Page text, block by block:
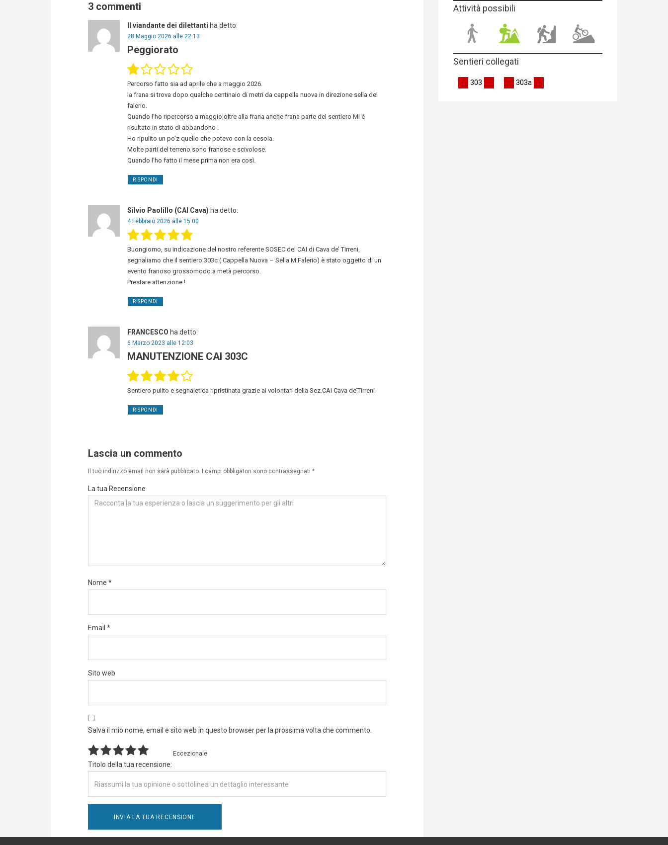
Attività possibili
Sentieri collegati
303 303a
3 commenti
Il viandante dei dilettanti ha detto:
28 Maggio 2026 alle 22:13
Peggiorato
Percorso fatto sia ad aprile che a maggio 2026.
la frana si trova dopo qualche centinaio di metri da cappella nuova in direzione sella del
falerio.
Quando l’ho ripercorso a maggio oltre alla frana anche frana parte del sentiero Mi è
risultato in stato di abbandono .
Ho ripulito un po’z quello che potevo con la cesoia.
Molte parti del terreno sono franose e scivolose.
Quando l’ho fatto il mese prima non era così.
RISPONDI
Silvio Paolillo (CAI Cava) ha detto:
4 Febbraio 2026 alle 15:00
Buongiorno, su indicazione del nostro referente SOSEC del CAI di Cava de’ Tirreni,
segnaliamo che il sentiero 303c ( Cappella Nuova – Sella M.Falerio) è stato oggetto di un
evento franoso grossomodo a metà percorso.
Prestare attenzione !
RISPONDI
FRANCESCO ha detto:
6 Marzo 2023 alle 12:03
MANUTENZIONE CAI 303C
Sentiero pulito e segnaletica ripristinata grazie ai volontari della Sez.CAI Cava de’Tirreni
RISPONDI
Lascia un commento
Il tuo indirizzo email non sarà pubblicato. I campi obbligatori sono contrassegnati *
La tua Recensione
Nome *
Email *
Sito web
Salva il mio nome, email e sito web in questo browser per la prossima volta che commento.
Eccezionale
Titolo della tua recensione: